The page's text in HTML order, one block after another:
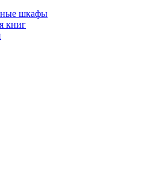
шкафы
книг